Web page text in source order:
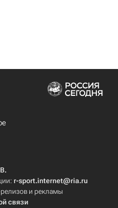
r-sport.internet@ria.ru
и рекламы
связи